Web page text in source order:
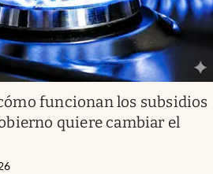
funcionan los subsidios
quiere cambiar el